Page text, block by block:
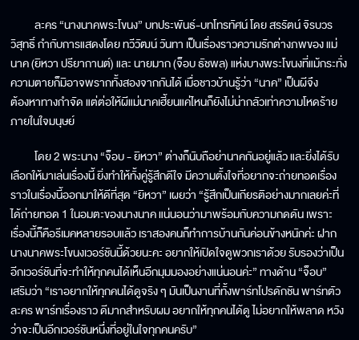
ละคร “นางนาคพระโขนง” บทประพันธ์-บทโทรทัศน์ โดย สรรัตน์ จิรบวร
วิสุทธิ์ กำกับการแสดงโดย ทวีวัฒน์ วันทา เป็นเรื่องราวความรักต่างภพของ แม่
นาค (ยิหวา ปรียากานต์) และ นายมาก (จ็อบ ธัชพล) แห่งบางพระโขนงที่แม้กระทั่ง
ความตายก็มิอาจพรากทั้งสองจากกันได้ เมื่อชาวบ้านรู้ว่า “นาค” เป็นผีจึง
ต้องหาทางกำจัด แต่ต่อให้ผีแม่นาคเฮี้ยนแค่ไหนก็ยังไม่น่ากลัวเท่าความโหดร้าย
ภายในใจมนุษย์
โดย 2 พระนาง “จ็อบ - ยิหวา” ต่างก็นับถือย่านาคกันอยู่แล้ว และยิ่งได้รับ
เลือกให้มาเล่นเรื่องนี้ ยิ่งทำให้ทั้งคู่รู้สึกดีใจ มีความตั้งใจที่อยากจะถ่ายทอดเรื่อง
ราวในเรื่องนี้ออกมาให้ดีที่สุด “ยิหวา” เผยว่า “รู้สึกเป็นเกียรติอย่างมากเลยค่ะที่
ได้ถ่ายทอด 1 ในอมตะของนางนาค แน่นอนว่ามาพร้อมกับความกดดัน เพราะ
เรื่องนี้ก็คือรีเมคหลายรอบแล้ว เราสองคนก็ทำการบ้านกันค่อนข้างหนักค่ะ ฝาก
นางนาคพระโขนงเวอร์ชันนี้ด้วยนะคะ อยากให้เปิดใจดูพวกเราด้วย รับรองว่าเป็น
อีกเวอร์ชันที่จะทำให้ทุกคนได้เห็นอีกมุมมองอย่างแน่นอนค่ะ” ทางด้าน “จ็อบ”
เสริมว่า “เราอยากให้ทุกคนได้ดูจริง ๆ มันเป็นงานที่ทั้งพาร์ทโปรดักชัน พาร์ทตัว
ละคร พาร์ทเรื่องราว ดีมากสำหรับผม อยากให้ทุกคนได้ดู ไม่อยากให้พลาด หวัง
ว่าจะเป็นอีกเวอร์ชันหนึ่งที่อยู่ในใจทุกคนครับ”